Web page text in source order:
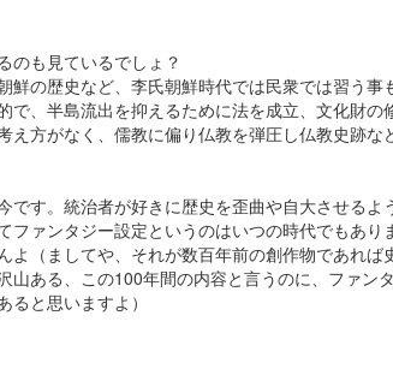
のも見ているでしょ？
の歴史など、李氏朝鮮時代では民衆では習う事
で、半島流出を抑えるために法を成立、文化財の
方がなく、儒教に偏り仏教を弾圧し仏教史跡な
す。統治者が好きに歴史を歪曲や自大させるよ
ァンタジー設定というのはいつの時代でもあり
（ましてや、それが数百年前の創作物であれば
ある、この100年間の内容と言うのに、ファンタ
と思いますよ）